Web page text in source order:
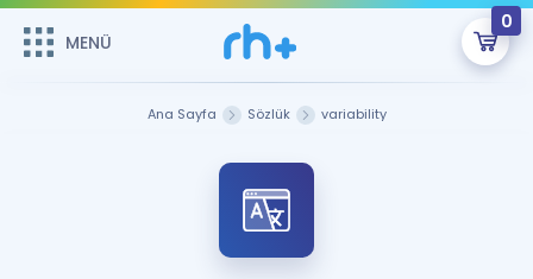
MENÜ
0
Sepetin Şu An Boş.
Remzi Hoca ile seni sınava hazırlayacak onlarca eğitim seni
bekliyor!
MENÜ
Ana Sayfa Sözlük variability